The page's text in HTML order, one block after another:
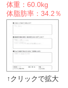
体重：60.0kg
体脂肪率：34.2％